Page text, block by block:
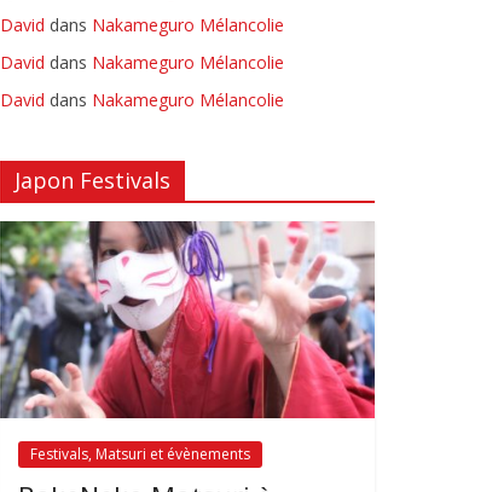
David dans Nakameguro Mélancolie
David dans Nakameguro Mélancolie
David dans Nakameguro Mélancolie
Japon Festivals
Festivals, Matsuri et évènements